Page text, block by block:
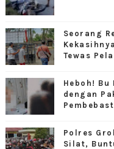
Seorang
Tewas
Heboh! Bu
dengan
Polres
Silat,